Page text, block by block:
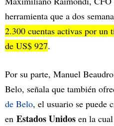
herramienta que a dos
2.300 cuentas activas por
de US$ 927.
Por su parte, Manuel
Belo, señala que también
de Belo, el usuario se puede
en Estados Unidos en la